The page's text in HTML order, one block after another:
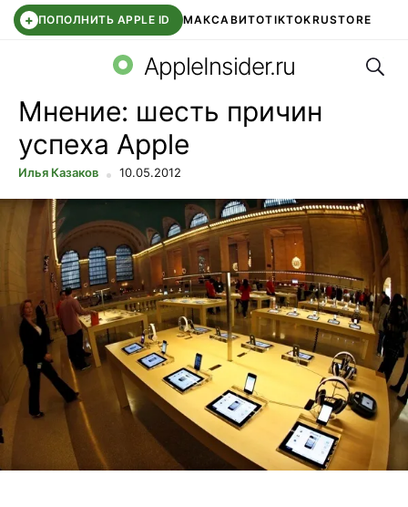
+ ПОПОЛНИТЬ APPLE ID МАКСАВИТОTIKTOKRUSTORE
WB КЛУБIOS 26.6 APPLE ID
AppleInsider.ru
Мнение: шесть причин
успеха Apple
Илья Казаков 10.05.2012